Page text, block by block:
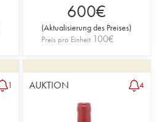
600€
(Aktualisierung des Preises)
Preis pro Einheit 100€
1 AUKTION 4